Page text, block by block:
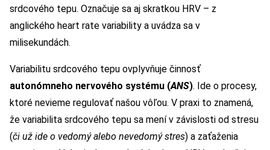
srdcového tepu. Označuje sa aj skratkou HRV – z
anglického heart rate variability a uvádza sa v
milisekundách.
Variabilitu srdcového tepu ovplyvňuje činnosť
autonómneho nervového systému (ANS). Ide o procesy,
ktoré nevieme regulovať našou vôľou. V praxi to znamená,
že variabilita srdcového tepu sa mení v závislosti od stresu
(či už ide o vedomý alebo nevedomý stres) a zaťaženia